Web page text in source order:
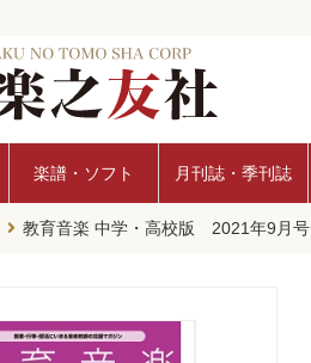
楽譜・ソフト 月刊誌・季刊誌
教育音楽 中学・高校版 2021年9月号